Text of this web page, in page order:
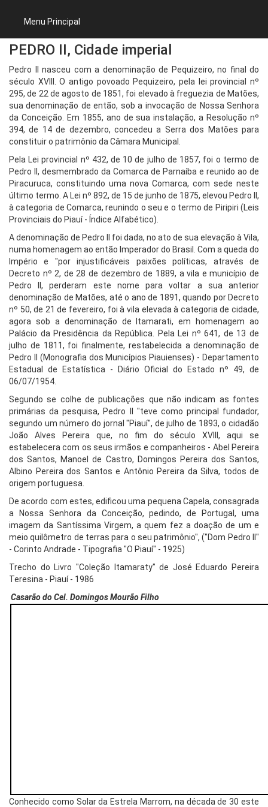
Menu Principal
PEDRO II, Cidade imperial
Pedro II nasceu com a denominação de Pequizeiro, no final do
século XVIII. O antigo povoado Pequizeiro, pela lei provincial nº
295, de 22 de agosto de 1851, foi elevado à freguezia de Matões,
sua denominação de então, sob a invocação de Nossa Senhora
da Conceição. Em 1855, ano de sua instalação, a Resolução nº
394, de 14 de dezembro, concedeu a Serra dos Matões para
constituir o patrimônio da Câmara Municipal.
Pela Lei provincial nº 432, de 10 de julho de 1857, foi o termo de
Pedro II, desmembrado da Comarca de Parnaíba e reunido ao de
Piracuruca, constituindo uma nova Comarca, com sede neste
último termo. A Lei nº 892, de 15 de junho de 1875, elevou Pedro II,
à categoria de Comarca, reunindo o seu e o termo de Piripiri (Leis
Provinciais do Piauí - Índice Alfabético).
A denominação de Pedro II foi dada, no ato de sua elevação à Vila,
numa homenagem ao então Imperador do Brasil. Com a queda do
Império e "por injustificáveis paixões políticas, através de
Decreto nº 2, de 28 de dezembro de 1889, a vila e município de
Pedro II, perderam este nome para voltar a sua anterior
denominação de Matões, até o ano de 1891, quando por Decreto
nº 50, de 21 de fevereiro, foi à vila elevada à categoria de cidade,
agora sob a denominação de Itamarati, em homenagem ao
Palácio da Presidência da República. Pela Lei nº 641, de 13 de
julho de 1811, foi finalmente, restabelecida a denominação de
Pedro II (Monografia dos Municípios Piauienses) - Departamento
Estadual de Estatística - Diário Oficial do Estado nº 49, de
06/07/1954.
Segundo se colhe de publicações que não indicam as fontes
primárias da pesquisa, Pedro II "teve como principal fundador,
segundo um número do jornal "Piauí", de julho de 1893, o cidadão
João Alves Pereira que, no fim do século XVIII, aqui se
estabelecera com os seus irmãos e companheiros - Abel Pereira
dos Santos, Manoel de Castro, Domingos Pereira dos Santos,
Albino Pereira dos Santos e Antônio Pereira da Silva, todos de
origem portuguesa.
De acordo com estes, edificou uma pequena Capela, consagrada
a Nossa Senhora da Conceição, pedindo, de Portugal, uma
imagem da Santíssima Virgem, a quem fez a doação de um e
meio quilômetro de terras para o seu patrimônio", ("Dom Pedro II"
- Corinto Andrade - Tipografia "O Piauí" - 1925)
Trecho do Livro "Coleção Itamaraty" de José Eduardo Pereira
Teresina - Piauí - 1986
Casarão do Cel. Domingos Mourão Filho
Conhecido como Solar da Estrela Marrom, na década de 30 este